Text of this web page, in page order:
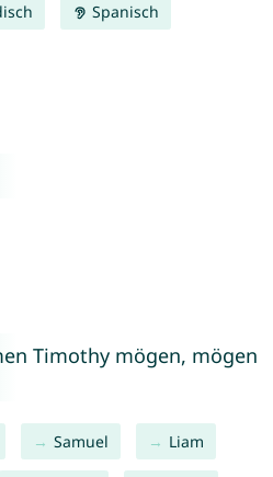
Spanisch
Timothy mögen, mögen
Samuel Liam